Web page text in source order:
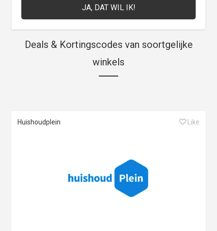
Deals & Kortingscodes van soortgelijke
winkels
Huishoudplein Like